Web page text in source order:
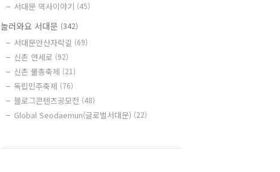
서대문 역사이야기 (45)
놀러와요 서대문 (342)
서대문안산자락길 (69)
신촌 연세로 (92)
신촌 물총축제 (21)
독립민주축제 (76)
블로그콘텐츠공모전 (48)
Global Seodaemun(글로벌서대문) (22)